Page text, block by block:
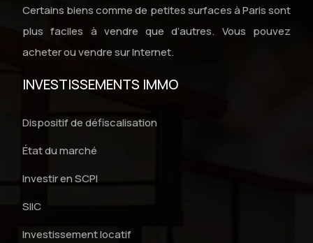
Certains biens comme de petites surfaces à Paris sont
plus faciles à vendre que d’autres. Vous pouvez
acheter ou vendre sur Internet.
INVESTISSEMENTS IMMO
Dispositif de défiscalisation
État du marché
Investir en SCPI
SIIC
Investissement locatif